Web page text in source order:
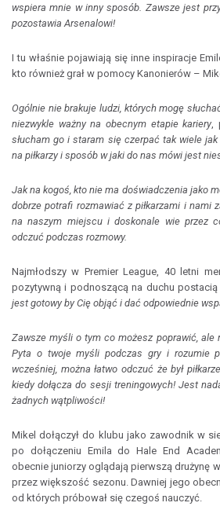
wspiera mnie w inny sposób. Zawsze jest
pozostawia Arsenalowi!
I tu właśnie pojawiają się inne inspiracje
kto również grał w pomocy Kanonierów –
Ogólnie nie brakuje ludzi, których mogę
niezwykle ważny na obecnym etapie kariery,
słucham go i staram się czerpać tak wiele jak
na piłkarzy i sposób w jaki do nas mówi jest
Jak na kogoś, kto nie ma doświadczenia jako
dobrze potrafi rozmawiać z piłkarzami i nami
na naszym miejscu i doskonale wie przez
odczuć podczas rozmowy.
Najmłodszy w Premier League, 40 letni
pozytywną i podnoszącą na duchu
jest gotowy by Cię objąć i dać odpowiednie
Zawsze myśli o tym co możesz poprawić, ale
Pyta o twoje myśli podczas gry i rozumie
wcześniej, można łatwo odczuć że był
kiedy dołącza do sesji treningowych! Jest
żadnych wątpliwości!
Mikel dołączył do klubu jako zawodnik w
po dołączeniu Emila do Hale End
obecnie juniorzy oglądają pierwszą drużynę
przez większość sezonu. Dawniej jego
od których próbował się czegoś nauczyć.